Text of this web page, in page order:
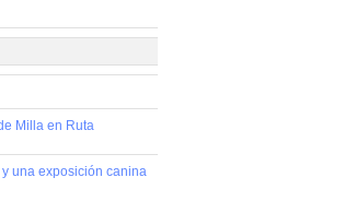
Milla en Ruta
una exposición canina